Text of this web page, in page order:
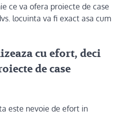
ce va ofera proiecte de case
locuinta va fi exact asa cum
cu efort, deci
de case
este nevoie de efort in